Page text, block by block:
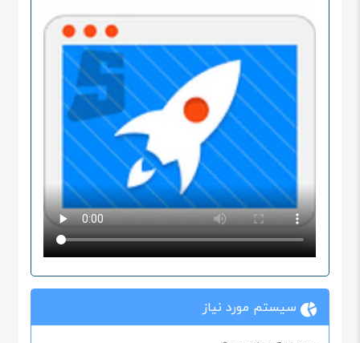
سیستم مورد نیاز